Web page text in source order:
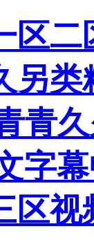
区
另
青
字
区视